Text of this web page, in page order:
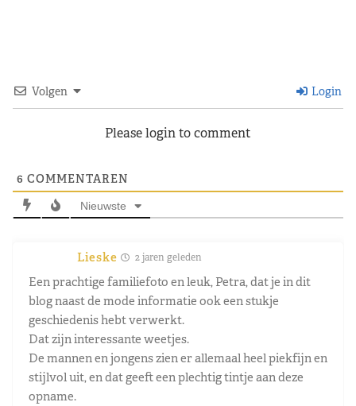
Volgen Login
Please login to comment
6 COMMENTAREN
Nieuwste
Lieske 2 jaren geleden
Een prachtige familiefoto en leuk, Petra, dat je in dit
blog naast de mode informatie ook een stukje
geschiedenis hebt verwerkt.
Dat zijn interessante weetjes.
De mannen en jongens zien er allemaal heel piekfijn en
stijlvol uit, en dat geeft een plechtig tintje aan deze
opname.